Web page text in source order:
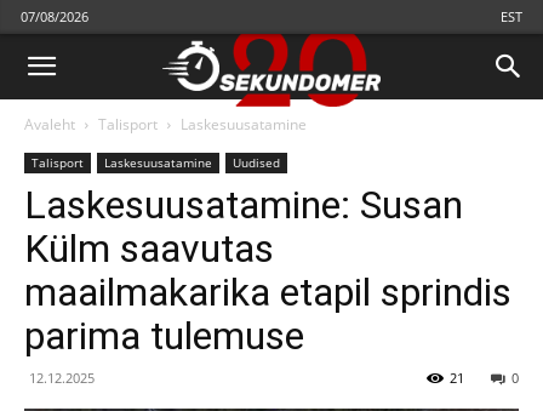
07/08/2026 EST
Avaleht Talisport Laskesuusatamine
Talisport Laskesuusatamine Uudised
Laskesuusatamine: Susan
Külm saavutas
maailmakarika etapil sprindis
parima tulemuse
12.12.2025 0
21